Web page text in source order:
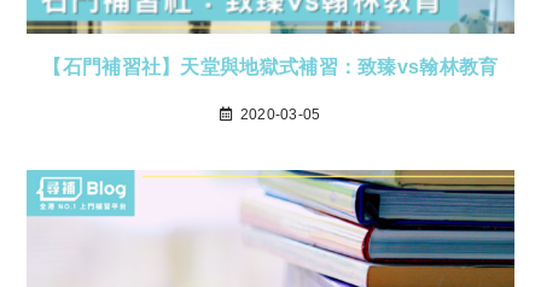
【石門補習社】天堂與地獄式補習：致臻vs翰林教育
2020-03-05